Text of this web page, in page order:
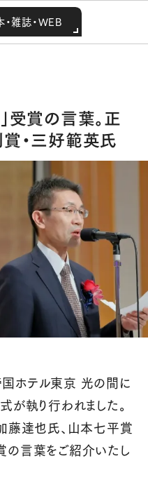
・雑誌・WEB
・雑誌・WEB
賞・三好範英氏
受賞の言葉。正
・三好範英氏
ホテル東京 光の間に
執り行われました。
藤達也氏、山本七平賞
言葉をご紹介いたし